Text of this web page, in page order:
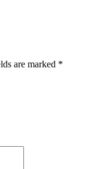
are marked *